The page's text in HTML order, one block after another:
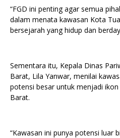
“FGD ini penting agar semua
dalam menata kawasan Kota
bersejarah yang hidup dan
Sementara itu, Kepala Dinas
Barat, Lila Yanwar, menilai
potensi besar untuk menjadi
Barat.
“Kawasan ini punya potensi luar